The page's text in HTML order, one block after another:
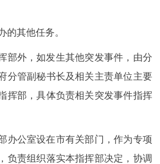
其他任务。
外，如发生其他突发事件，由分
分管副秘书长及相关主责单位主要
挥部，具体负责相关突发事件指挥
公室设在市有关部门，作为专项
负责组织落实本指挥部决定，协调